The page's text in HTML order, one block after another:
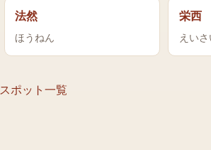
法然
ほうねん
栄西
えいさ
スポット一覧